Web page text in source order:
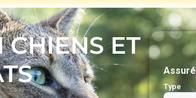
CHIENS ET